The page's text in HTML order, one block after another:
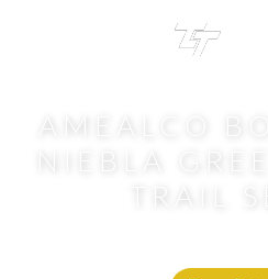
NIEBLA
TRAIL